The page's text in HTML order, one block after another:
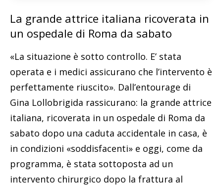
La grande attrice italiana ricoverata in
un ospedale di Roma da sabato
«La situazione è sotto controllo. E’ stata
operata e i medici assicurano che l’intervento è
perfettamente riuscito». Dall’entourage di
Gina Lollobrigida rassicurano: la grande attrice
italiana, ricoverata in un ospedale di Roma da
sabato dopo una caduta accidentale in casa, è
in condizioni «soddisfacenti» e oggi, come da
programma, è stata sottoposta ad un
intervento chirurgico dopo la frattura al